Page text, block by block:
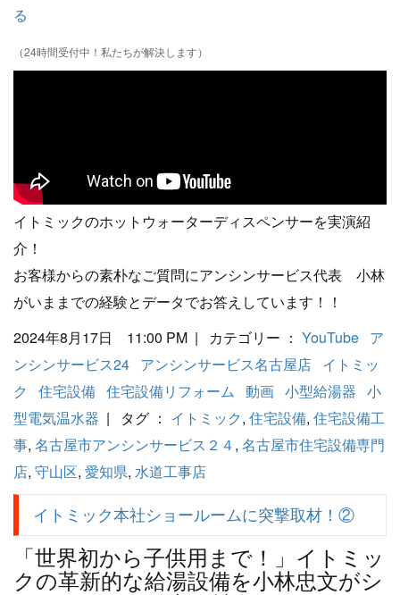
る
（24時間受付中！私たちが解決します）
イトミックのホットウォーターディスペンサーを実演紹
介！
お客様からの素朴なご質問にアンシンサービス代表 小林
がいままでの経験とデータでお答えしています！！
2024年8月17日 11:00 PM | カテゴリー ： YouTube ア
ンシンサービス24 アンシンサービス名古屋店 イトミッ
ク
住宅設備 住宅設備リフォーム 動画 小型給湯器 小
型電気温水器 | タグ ： イトミック, 住宅設備, 住宅設備工
事, 名古屋市アンシンサービス２４, 名古屋市住宅設備専門
店, 守山区, 愛知県, 水道工事店
イトミック本社ショールームに突撃取材！②
「世界初から子供用まで！」イトミッ
クの革新的な給湯設備を小林忠文がシ